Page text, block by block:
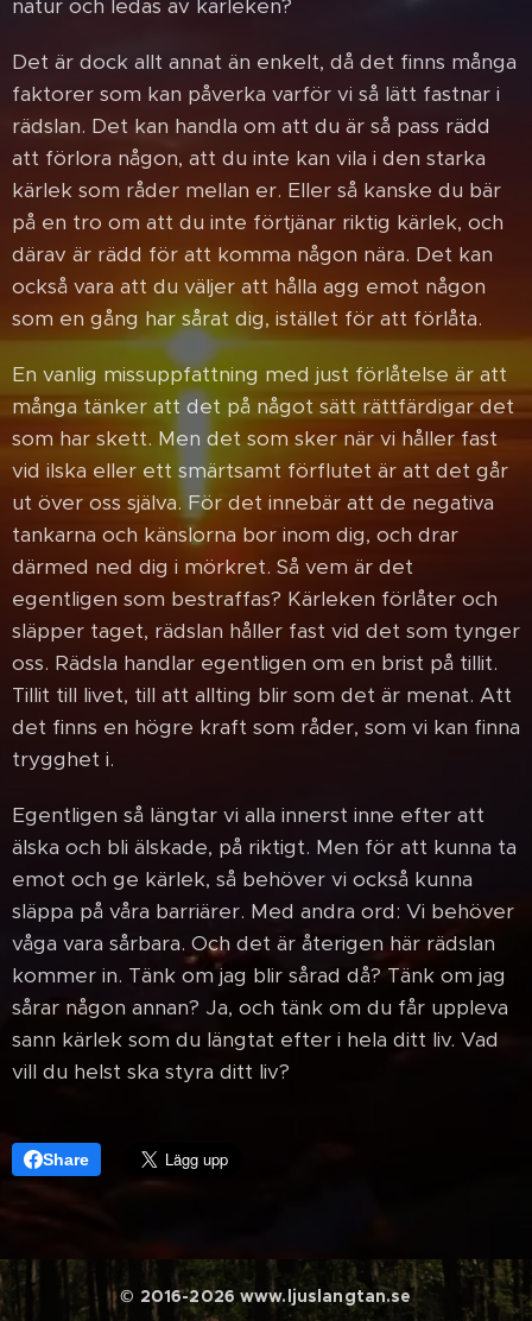
natur och ledas av kärleken?
Det är dock allt annat än enkelt, då det finns många
faktorer som kan påverka varför vi så lätt fastnar i
rädslan. Det kan handla om att du är så pass rädd
att förlora någon, att du inte kan vila i den starka
kärlek som råder mellan er. Eller så kanske du bär
på en tro om att du inte förtjänar riktig kärlek, och
därav är rädd för att komma någon nära. Det kan
också vara att du väljer att hålla agg emot någon
som en gång har sårat dig, istället för att förlåta.
En vanlig missuppfattning med just förlåtelse är att
många tänker att det på något sätt rättfärdigar det
som har skett. Men det som sker när vi håller fast
vid ilska eller ett smärtsamt förflutet är att det går
ut över oss själva. För det innebär att de negativa
tankarna och känslorna bor inom dig, och drar
därmed ned dig i mörkret. Så vem är det
egentligen som bestraffas? Kärleken förlåter och
släpper taget, rädslan håller fast vid det som tynger
oss. Rädsla handlar egentligen om en brist på tillit.
Tillit till livet, till att allting blir som det är menat. Att
det finns en högre kraft som råder, som vi kan finna
trygghet i.
Egentligen så längtar vi alla innerst inne efter att
älska och bli älskade, på riktigt. Men för att kunna ta
emot och ge kärlek, så behöver vi också kunna
släppa på våra barriärer. Med andra ord: Vi behöver
våga vara sårbara. Och det är återigen här rädslan
kommer in. Tänk om jag blir sårad då? Tänk om jag
sårar någon annan? Ja, och tänk om du får uppleva
sann kärlek som du längtat efter i hela ditt liv. Vad
vill du helst ska styra ditt liv?
Share
© 2016-2026 www.ljuslangtan.se